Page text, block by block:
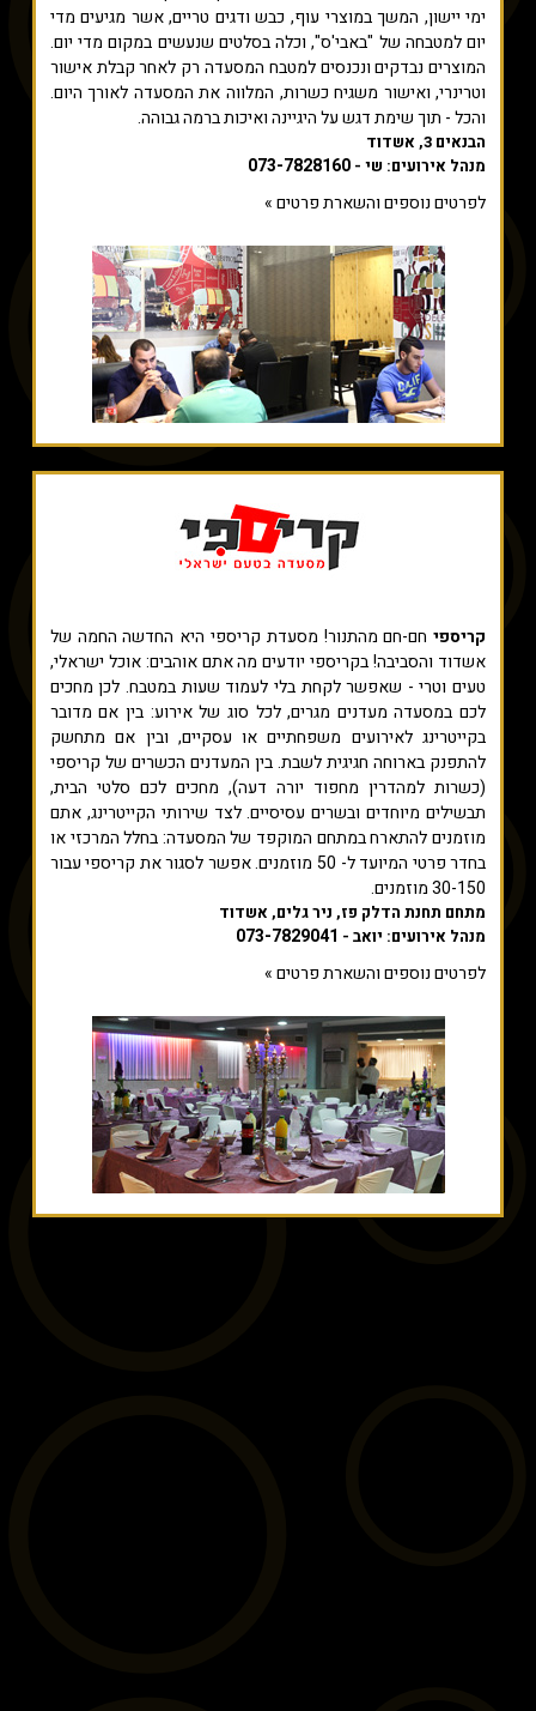
ימי יישון, המשך במוצרי עוף, כבש ודגים טריים, אשר מגיעים מדי
יום למטבחה של "באבי'ס", וכלה בסלטים שנעשים במקום מדי יום.
המוצרים נבדקים ונכנסים למטבח המסעדה רק לאחר קבלת אישור
וטרינרי, ואישור משגיח כשרות, המלווה את המסעדה לאורך היום.
והכל - תוך שימת דגש על היגיינה ואיכות ברמה גבוהה.
הבנאים 3, אשדוד
מנהל אירועים: שי - 073-7828160
לפרטים נוספים והשארת פרטים »
קריספיחם-חם מהתנור! מסעדת קריספי היא החדשה החמה של
אשדוד והסביבה! בקריספי יודעים מה אתם אוהבים: אוכל ישראלי,
טעים וטרי - שאפשר לקחת בלי לעמוד שעות במטבח. לכן מחכים
לכם במסעדה מעדנים מגרים, לכל סוג של אירוע: בין אם מדובר
בקייטרינג לאירועים משפחתיים או עסקיים, ובין אם מתחשק
להתפנק בארוחה חגיגית לשבת. בין המעדנים הכשרים של קריספי
(כשרות למהדרין מחפוד יורה דעה), מחכים לכם סלטי הבית,
תבשילים מיוחדים ובשרים עסיסיים. לצד שירותי הקייטרינג, אתם
מוזמנים להתארח במתחם המוקפד של המסעדה: בחלל המרכזי או
בחדר פרטי המיועד ל- 50 מוזמנים. אפשר לסגור את קריספי עבור
30-150 מוזמנים.
מתחם תחנת הדלק פז, ניר גלים, אשדוד
מנהל אירועים: יואב - 073-7829041
לפרטים נוספים והשארת פרטים »